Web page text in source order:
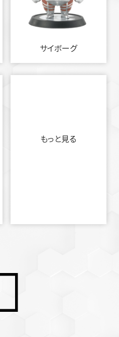
サイボーグ
もっと見る